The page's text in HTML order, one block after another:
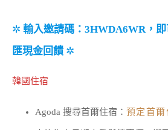
✲ 輸入邀請碼：3HWDA6WR，
匯現金回饋 ✲
韓國住宿
Agoda 搜尋首爾住宿： 預定首爾